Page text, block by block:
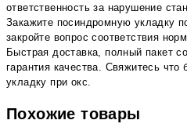
ответственность за нарушение
Закажите посиндромную укладку
закройте вопрос соответствия
Быстрая доставка, полный пакет
гарантия качества. Свяжитесь
укладку при окс.
Похожие товары